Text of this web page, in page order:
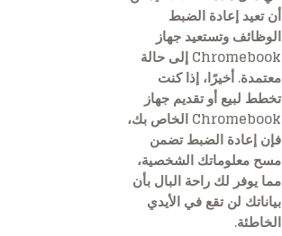
أن تعيد إعادة الضبط
الوظائف وتستعيد جهاز
Chromebook إلى حالة
معتمدة. أخيرًا، إذا كنت
تخطط لبيع أو تقديم جهاز
Chromebook الخاص بك،
فإن إعادة الضبط تضمن
مسح معلوماتك الشخصية،
مما يوفر لك راحة البال بأن
بياناتك لن تقع في الأيدي
الخاطئة.